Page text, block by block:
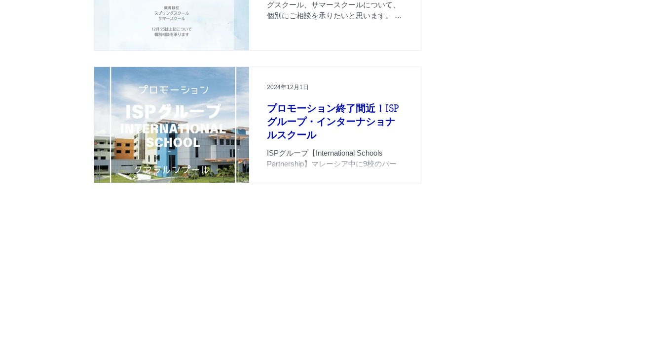
グスクール、サマースクールについて、
個別にご相談を承りたいと思います。 当
プロモーション終了間近！ISP
グループ・インターナショナ
ルスクール
ISPグループ【International Schools
Partnership】マレーシア中に9校のパー
2024年12月1日